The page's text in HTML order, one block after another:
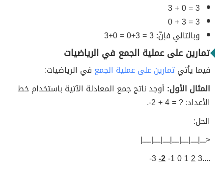
3 = 0 + 3
3 = 3 + 0
وبالتالي فإنّ: 3 = 3+0 = 0+3
تمارين على عملية الجمع في الرياضيات
فيما يأتيتمارين على عملية الجمع في الرياضيات:
المثال الأول: أوجد ناتج جمع المعادلة الآتية باستخدام خط
الأعداد: ? = 4 + 2-.
الحل:
<ــــ|ـــــ|ـــــ|ـــــ|ـــــ|ـــــ|ــــــ|
....3
2
2-